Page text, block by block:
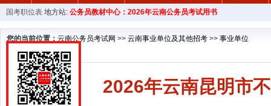
国考职位表 地方站: 公务员教材中心：2026年云南公务员考试用书
您的当前位置： 云南公务员考试网 >> 云南事业单位及其他招考 >> 事业单位
2026年云南昆明市